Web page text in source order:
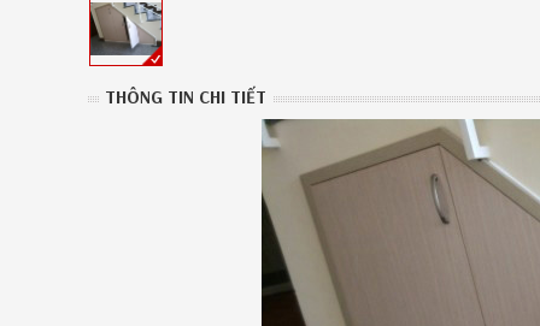
THÔNG TIN CHI TIẾT